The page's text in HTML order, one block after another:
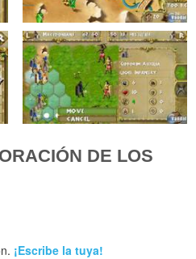
DE LOS
¡Escribe la tuya!